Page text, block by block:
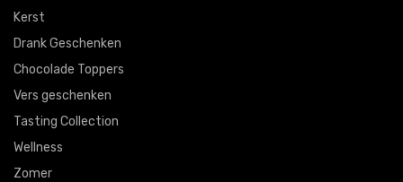
Kerst
Drank Geschenken
Chocolade Toppers
Vers geschenken
Tasting Collection
Wellness
Zomer